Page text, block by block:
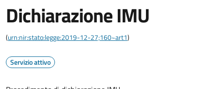
Dichiarazione IMU
(urn:nir:stato:legge:2019-12-27;160~art1)
Servizio attivo